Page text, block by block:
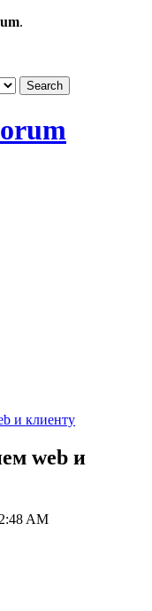
.
и клиенту
web и
AM